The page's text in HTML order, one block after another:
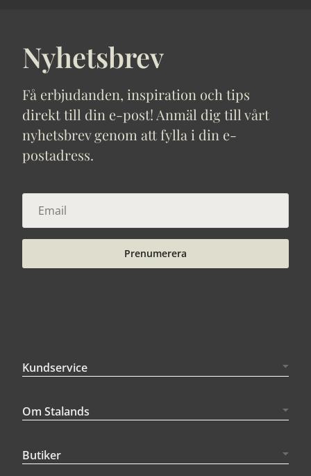
Nyhetsbrev
Få erbjudanden, inspiration och tips
direkt till din e-post! Anmäl dig till vårt
nyhetsbrev genom att fylla i din e-
postadress.
Prenumerera
Kundservice
Om Stalands
Butiker